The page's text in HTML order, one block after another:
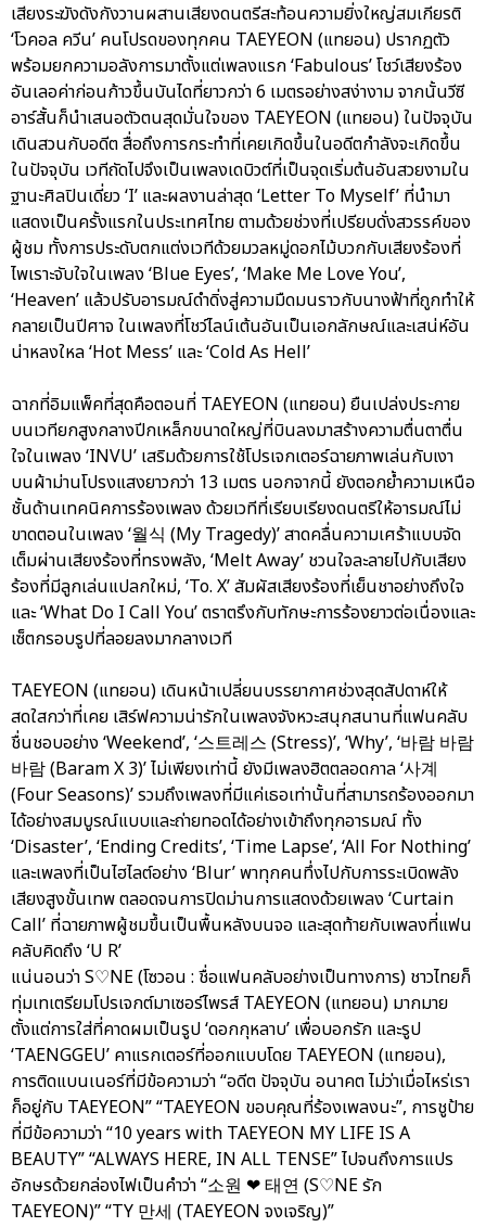
เสียงระฆังดังกังวานผสานเสียงดนตรีสะท้อนความยิ่งใหญ่สมเกียรติ
‘โวคอล ควีน’ คนโปรดของทุกคน TAEYEON (แทยอน) ปรากฏตัว
พร้อมยกความอลังการมาตั้งแต่เพลงแรก ‘Fabulous’ โชว์เสียงร้อง
อันเลอค่าก่อนก้าวขึ้นบันไดที่ยาวกว่า 6 เมตรอย่างสง่างาม จากนั้นวีซี
อาร์สั้นก็นำเสนอตัวตนสุดมั่นใจของ TAEYEON (แทยอน) ในปัจจุบัน
เดินสวนกับอดีต สื่อถึงการกระทำที่เคยเกิดขึ้นในอดีตกำลังจะเกิดขึ้น
ในปัจจุบัน เวทีถัดไปจึงเป็นเพลงเดบิวต์ที่เป็นจุดเริ่มต้นอันสวยงามใน
ฐานะศิลปินเดี่ยว ‘I’ และผลงานล่าสุด ‘Letter To Myself’ ที่นำมา
แสดงเป็นครั้งแรกในประเทศไทย ตามด้วยช่วงที่เปรียบดั่งสวรรค์ของ
ผู้ชม ทั้งการประดับตกแต่งเวทีด้วยมวลหมู่ดอกไม้บวกกับเสียงร้องที่
ไพเราะจับใจในเพลง ‘Blue Eyes’, ‘Make Me Love You’,
‘Heaven’ แล้วปรับอารมณ์ดำดิ่งสู่ความมืดมนราวกับนางฟ้าที่ถูกทำให้
กลายเป็นปีศาจ ในเพลงที่โชว์ไลน์เต้นอันเป็นเอกลักษณ์และเสน่ห์อัน
น่าหลงใหล ‘Hot Mess’ และ ‘Cold As Hell’
ฉากที่อิมแพ็คที่สุดคือตอนที่ TAEYEON (แทยอน) ยืนเปล่งประกาย
บนเวทียกสูงกลางปีกเหล็กขนาดใหญ่ที่บินลงมาสร้างความตื่นตาตื่น
ใจในเพลง ‘INVU’ เสริมด้วยการใช้โปรเจกเตอร์ฉายภาพเล่นกับเงา
บนผ้าม่านโปรงแสงยาวกว่า 13 เมตร นอกจากนี้ ยังตอกย้ำความเหนือ
ชั้นด้านเทคนิคการร้องเพลง ด้วยเวทีที่เรียบเรียงดนตรีให้อารมณ์ไม่
ขาดตอนในเพลง ‘월식 (My Tragedy)’ สาดคลื่นความเศร้าแบบจัด
เต็มผ่านเสียงร้องที่ทรงพลัง, ‘Melt Away’ ชวนใจละลายไปกับเสียง
ร้องที่มีลูกเล่นแปลกใหม่, ‘To. X’ สัมผัสเสียงร้องที่เย็นชาอย่างถึงใจ
และ ‘What Do I Call You’ ตราตรึงกับทักษะการร้องยาวต่อเนื่องและ
เซ็ตกรอบรูปที่ลอยลงมากลางเวที
TAEYEON (แทยอน) เดินหน้าเปลี่ยนบรรยากาศช่วงสุดสัปดาห์ให้
สดใสกว่าที่เคย เสิร์ฟความน่ารักในเพลงจังหวะสนุกสนานที่แฟนคลับ
ชื่นชอบอย่าง ‘Weekend’, ‘스트레스 (Stress)’, ‘Why’, ‘바람 바람
바람 (Baram X 3)’ ไม่เพียงเท่านี้ ยังมีเพลงฮิตตลอดกาล ‘사계
(Four Seasons)’ รวมถึงเพลงที่มีแค่เธอเท่านั้นที่สามารถร้องออกมา
ได้อย่างสมบูรณ์แบบและถ่ายทอดได้อย่างเข้าถึงทุกอารมณ์ ทั้ง
‘Disaster’, ‘Ending Credits’, ‘Time Lapse’, ‘All For Nothing’
และเพลงที่เป็นไฮไลต์อย่าง ‘Blur’ พาทุกคนทึ่งไปกับการระเบิดพลัง
เสียงสูงขั้นเทพ ตลอดจนการปิดม่านการแสดงด้วยเพลง ‘Curtain
Call’ ที่ฉายภาพผู้ชมขึ้นเป็นพื้นหลังบนจอ และสุดท้ายกับเพลงที่แฟน
คลับคิดถึง ‘U R’
แน่นอนว่า S♡NE (โซวอน : ชื่อแฟนคลับอย่างเป็นทางการ) ชาวไทยก็
ทุ่มเทเตรียมโปรเจกต์มาเซอร์ไพรส์ TAEYEON (แทยอน) มากมาย
ตั้งแต่การใส่ที่คาดผมเป็นรูป ‘ดอกกุหลาบ’ เพื่อบอกรัก และรูป
‘TAENGGEU’ คาแรกเตอร์ที่ออกแบบโดย TAEYEON (แทยอน),
การติดแบนเนอร์ที่มีข้อความว่า “อดีต ปัจจุบัน อนาคต ไม่ว่าเมื่อไหร่เรา
ก็อยู่กับ TAEYEON” “TAEYEON ขอบคุณที่ร้องเพลงนะ”, การชูป้าย
ที่มีข้อความว่า “10 years with TAEYEON MY LIFE IS A
BEAUTY” “ALWAYS HERE, IN ALL TENSE” ไปจนถึงการแปร
อักษรด้วยกล่องไฟเป็นคำว่า “소원 ❤ 태연 (S♡NE รัก
TAEYEON)” “TY 만세 (TAEYEON จงเจริญ)”